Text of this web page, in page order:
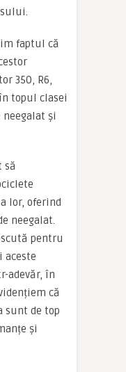
faptul că
350, R6,
topul clasei
neegalat și
să
lor, oferind
neegalat.
pentru
aceste
adevăr, în
că
sunt de top
și